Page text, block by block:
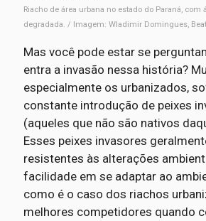
Riacho de área urbana no estado do Paraná, com
degradada. / Imagem: Wladimir Domingues,
Mas você pode estar se
entra a invasão nessa história?
especialmente os urbanizados,
constante introdução de peixes
(aqueles que não são nativos
Esses peixes invasores
resistentes às alterações
facilidade em se adaptar ao
como é o caso dos riachos
melhores competidores quando